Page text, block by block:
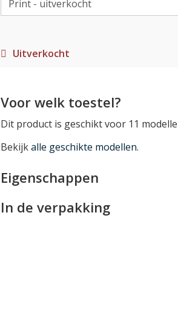
Uitverkocht
Voor welk toestel?
Dit product is geschikt voor 11
Bekijkalle geschikte modellen.
Eigenschappen
In de verpakking